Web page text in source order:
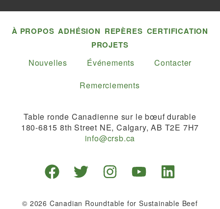
À PROPOS ADHÉSION REPÈRES CERTIFICATION
PROJETS
Nouvelles Événements
Contacter
Remerciements
Table ronde Canadienne sur le bœuf durable
180-6815 8th Street NE, Calgary, AB T2E 7H7
info@crsb.ca
© 2026 Canadian Roundtable for Sustainable Beef